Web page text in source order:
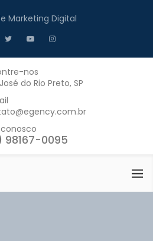
Marketing Digital
nos
do Rio Preto, SP
98167-0095